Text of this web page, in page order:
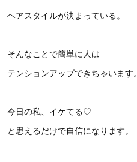
ヘアスタイルが決まっている。
そんなことで簡単に人は
テンションアップできちゃいます。
今日の私、イケてる♡
と思えるだけで自信になります。